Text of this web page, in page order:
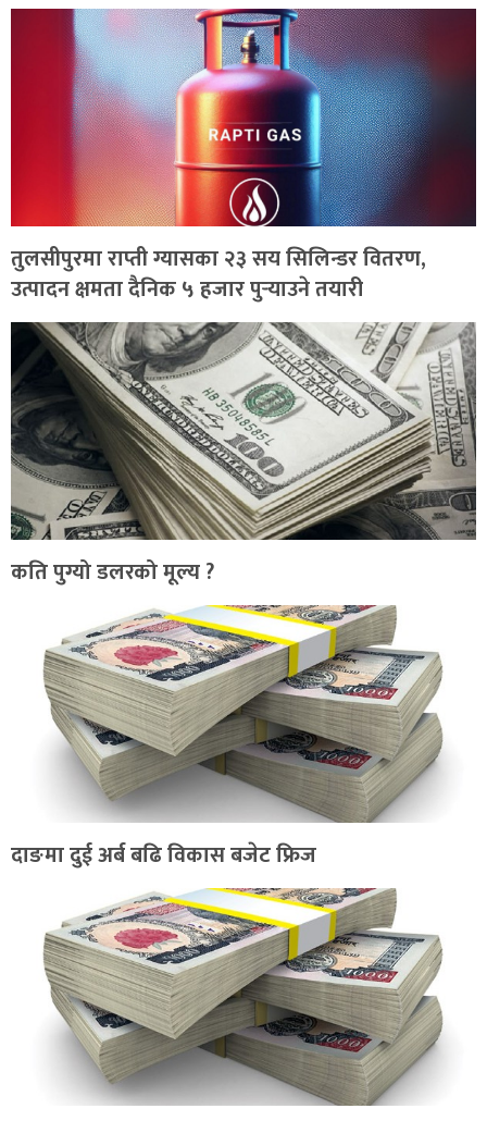
तुलसीपुरमा राप्ती ग्यासका २३ सय सिलिन्डर वितरण,
उत्पादन क्षमता दैनिक ५ हजार पुर्‍याउने तयारी
कति पुग्यो डलरको मूल्य ?
दाङमा दुई अर्ब बढि विकास बजेट फ्रिज